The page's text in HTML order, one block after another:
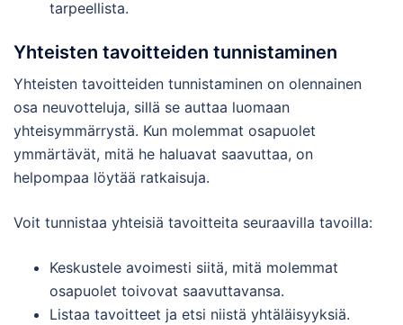
tarpeellista.
Yhteisten tavoitteiden tunnistaminen
Yhteisten tavoitteiden tunnistaminen on olennainen
osa neuvotteluja, sillä se auttaa luomaan
yhteisymmärrystä. Kun molemmat osapuolet
ymmärtävät, mitä he haluavat saavuttaa, on
helpompaa löytää ratkaisuja.
Voit tunnistaa yhteisiä tavoitteita seuraavilla tavoilla:
Keskustele avoimesti siitä, mitä molemmat
osapuolet toivovat saavuttavansa.
Listaa tavoitteet ja etsi niistä yhtäläisyyksiä.